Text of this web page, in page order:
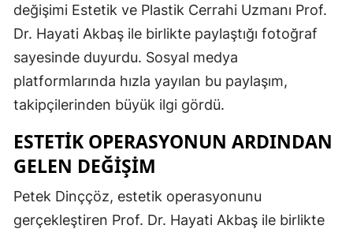
değişimi Estetik ve Plastik Cerrahi Uzmanı Prof.
Dr. Hayati Akbaş ile birlikte paylaştığı fotoğraf
sayesinde duyurdu. Sosyal medya
platformlarında hızla yayılan bu paylaşım,
takipçilerinden büyük ilgi gördü.
ESTETIK OPERASYONUN ARDINDAN
GELEN DEĞIŞIM
Petek Dinççöz, estetik operasyonunu
gerçekleştiren Prof. Dr. Hayati Akbaş ile birlikte